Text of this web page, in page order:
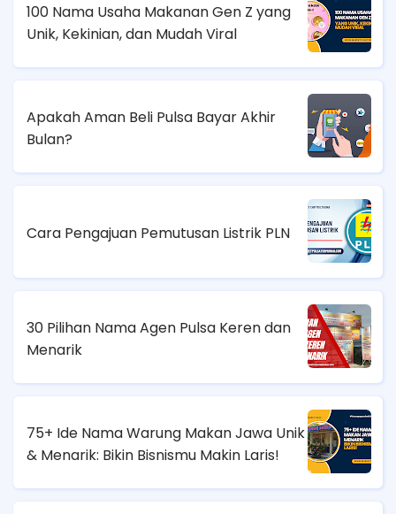
100 Nama Usaha Makanan Gen Z yang
Unik, Kekinian, dan Mudah Viral
Apakah Aman Beli Pulsa Bayar Akhir
Bulan?
Cara Pengajuan Pemutusan Listrik PLN
30 Pilihan Nama Agen Pulsa Keren dan
Menarik
75+ Ide Nama Warung Makan Jawa Unik
& Menarik: Bikin Bisnismu Makin Laris!